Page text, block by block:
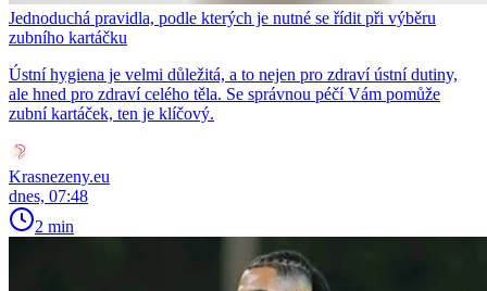
Jednoduchá pravidla, podle kterých je nutné se řídit při výběru
zubního kartáčku
Ústní hygiena je velmi důležitá, a to nejen pro zdraví ústní dutiny,
ale hned pro zdraví celého těla. Se správnou péčí Vám pomůže
zubní kartáček, ten je klíčový.
Krasnezeny.eu
dnes, 07:48
2 min